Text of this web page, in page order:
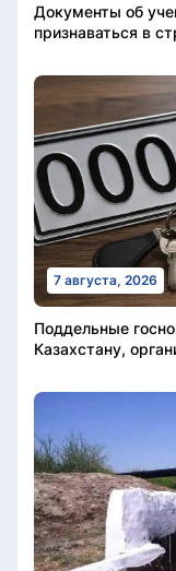
Документы об
признаваться в
7 августа, 2026
Поддельные
Казахстану,